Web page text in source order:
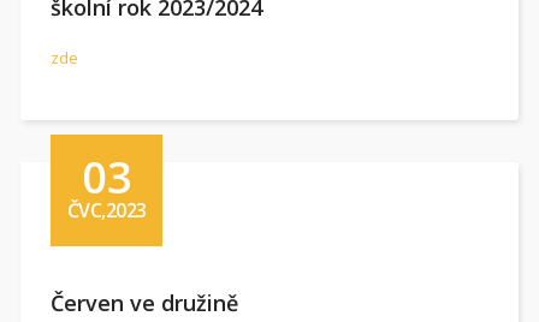
školní rok 2023/2024
zde
03
ČVC,2023
Červen ve družině